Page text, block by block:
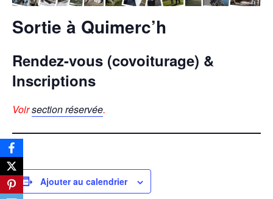
Sortie à Quimerc’h
Rendez-vous (covoiturage) &
Inscriptions
Voirsection réservée.
Ajouter au calendrier